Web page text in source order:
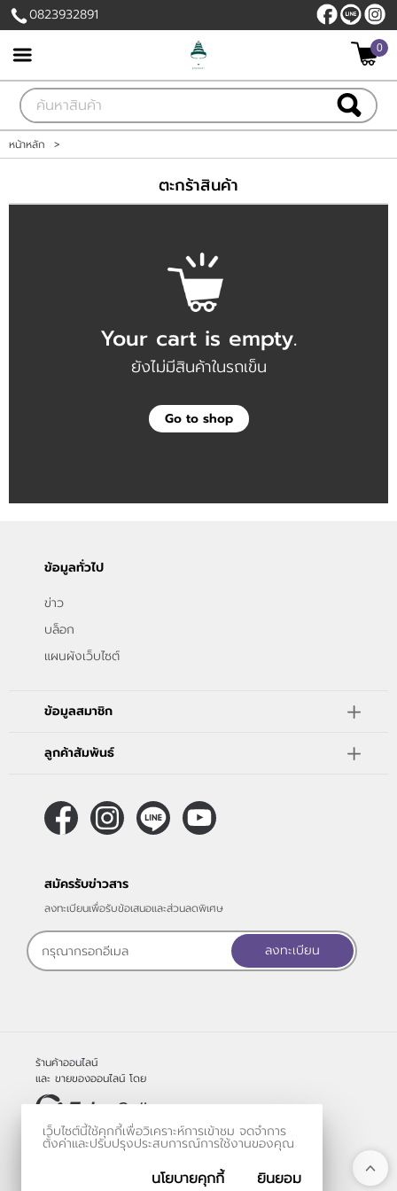
เข้าสู่ระบบ สมัครสมาชิก
สินค้าที่สนใจ( 0 )
ขั้นตอนการสั่งซื้อ
0823932891
0
หน้าหลัก >
ตะกร้าสินค้า
Your cart is empty.
ยังไม่มีสินค้าในรถเข็น
Go to shop
ข้อมูลทั่วไป
ข่าว
บล็อก
แผนผังเว็บไซต์
ข้อมูลสมาชิก
ลูกค้าสัมพันธ์
สมัครรับข่าวสาร
ลงทะเบียนเพื่อรับข้อเสนอและส่วนลดพิเศษ
ลงทะเบียน
ร้านค้าออนไลน์
และ ขายของออนไลน์ โดย
© 2006-2026
Vevo Systems Co., Ltd.
เว็บไซต์นี้ใช้คุกกี้เพื่อวิเคราะห์การเข้าชม จดจำการ
ตั้งค่าและปรับปรุงประสบการณ์การใช้งานของคุณ
นโยบายคุกกี้ ยินยอม